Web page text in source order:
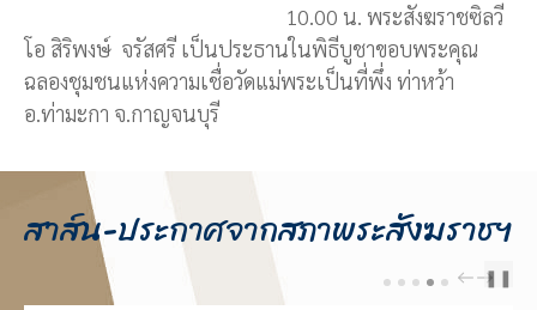
10.00 น. พระสังฆราชซิลวี
โอ สิริพงษ์ จรัสศรี เป็นประธานในพิธีบูชาขอบพระคุณ
ฉลองชุมชนแห่งความเชื่อวัดแม่พระเป็นที่พึ่ง ท่าหว้า
อ.ท่ามะกา จ.กาญจนบุรี
สาส์น-ประกาศจากสภาพระสังฆราชฯ
PREV
NEXT
❚❚